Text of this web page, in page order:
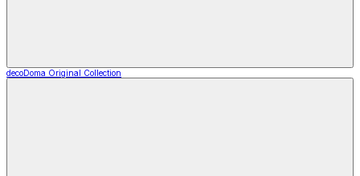
decoDoma Original Collection